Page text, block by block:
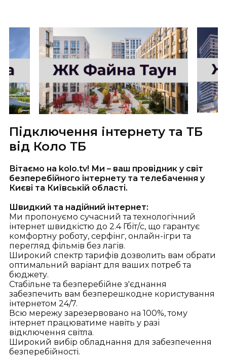
Підключення iнтернету та ТБ
від Коло ТБ
Вітаємо на kolo.tv! Ми – ваш провідник у світ
безперебійного інтернету та телебачення у
Києві та Київській області.
Швидкий та надійний інтернет:
Ми пропонуємо сучасний та технологічний
інтернет швидкістю до 2.4 Гбіт/с, що гарантує
комфортну роботу, серфінг, онлайн-ігри та
перегляд фільмів без лагів.
Широкий спектр тарифів дозволить вам обрати
оптимальний варіант для ваших потреб та
бюджету.
Стабільне та безперебійне з'єднання
забезпечить вам безперешкодне користування
інтернетом 24/7.
Всю мережу зарезервовано на 100%, тому
інтернет працюватиме навіть у разі
відключення світла.
Широкий вибір обладнання для забезпечення
безперебійності.